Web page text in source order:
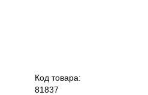
Код товара:
81837